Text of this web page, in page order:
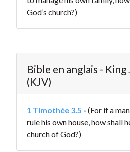
God’s church?)
Bible en anglais - King
(KJV)
1 Timothée 3.5 - (For if a
rule his own house, how shall
church of God?)